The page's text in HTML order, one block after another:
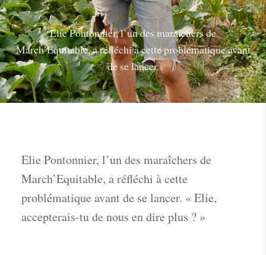
Elie Pontonnier, l’un des maraîchers de
March’Equitable, a réfléchi à cette problématique avant
de se lancer.
Elie Pontonnier, l’un des maraîchers de
March’Equitable, a réfléchi à cette
problématique avant de se lancer. « Elie,
accepterais-tu de nous en dire plus ? »